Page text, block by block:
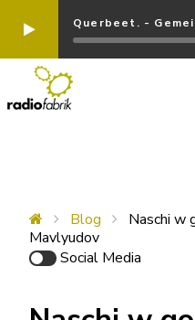
Querbeet. -
Blog
Naschi w
Mavlyudov
Social Media